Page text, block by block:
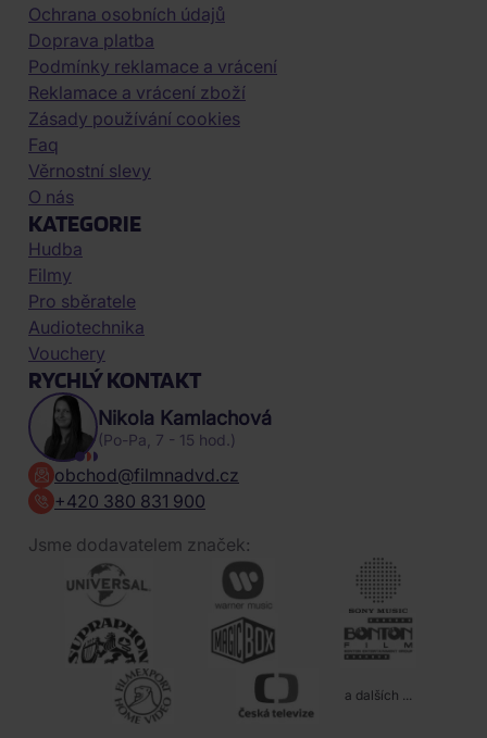
Ochrana osobních údajů
Doprava platba
Podmínky reklamace a vrácení
Reklamace a vrácení zboží
Zásady používání cookies
Faq
Věrnostní slevy
O nás
KATEGORIE
Hudba
Filmy
Pro sběratele
Audiotechnika
Vouchery
RYCHLÝ KONTAKT
Nikola Kamlachová
(Po-Pa, 7 - 15 hod.)
obchod@filmnadvd.cz
+420 380 831 900
Jsme dodavatelem značek:
a dalších ...